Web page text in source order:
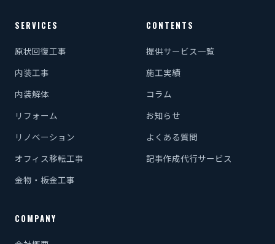
SERVICES
原状回復工事
内装工事
内装解体
リフォーム
リノベーション
オフィス移転工事
金物・板金工事
CONTENTS
提供サービス一覧
施工実績
コラム
お知らせ
よくある質問
記事作成代行サービス
COMPANY